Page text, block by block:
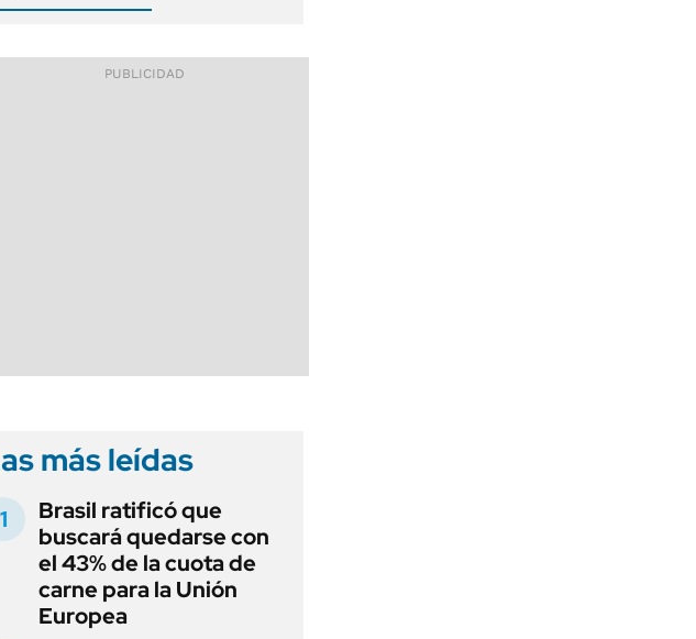
más leídas
Brasil ratificó que
buscará quedarse con
el 43% de la cuota de
carne para la Unión
Europea